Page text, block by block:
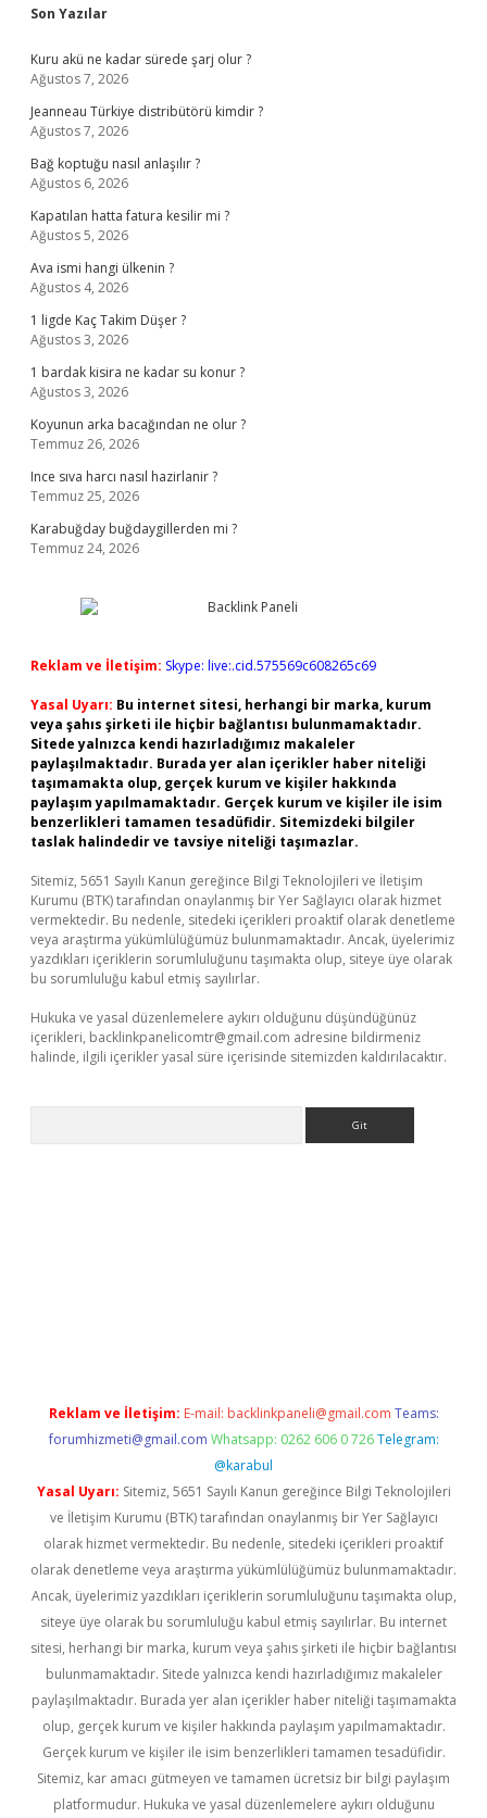
Sidebar
Son Yazılar
Kuru akü ne kadar sürede şarj olur ?
Ağustos 7, 2026
Jeanneau Türkiye distribütörü kimdir ?
Ağustos 7, 2026
Bağ koptuğu nasıl anlaşılır ?
Ağustos 6, 2026
Kapatılan hatta fatura kesilir mi ?
Ağustos 5, 2026
Ava ismi hangi ülkenin ?
Ağustos 4, 2026
1 ligde Kaç Takim Düşer ?
Ağustos 3, 2026
1 bardak kisira ne kadar su konur ?
Ağustos 3, 2026
Koyunun arka bacağından ne olur ?
Temmuz 26, 2026
Ince sıva harcı nasıl hazirlanir ?
Temmuz 25, 2026
Karabuğday buğdaygillerden mi ?
Temmuz 24, 2026
Reklam ve İletişim: Skype: live:.cid.575569c608265c69
Yasal Uyarı: Bu internet sitesi, herhangi bir marka, kurum
veya şahıs şirketi ile hiçbir bağlantısı bulunmamaktadır.
Sitede yalnızca kendi hazırladığımız makaleler
paylaşılmaktadır. Burada yer alan içerikler haber niteliği
taşımamakta olup, gerçek kurum ve kişiler hakkında
paylaşım yapılmamaktadır. Gerçek kurum ve kişiler ile isim
benzerlikleri tamamen tesadüfidir. Sitemizdeki bilgiler
taslak halindedir ve tavsiye niteliği taşımazlar.
Sitemiz, 5651 Sayılı Kanun gereğince Bilgi Teknolojileri ve İletişim
Kurumu (BTK) tarafından onaylanmış bir Yer Sağlayıcı olarak hizmet
vermektedir. Bu nedenle, sitedeki içerikleri proaktif olarak denetleme
veya araştırma yükümlülüğümüz bulunmamaktadır. Ancak, üyelerimiz
yazdıkları içeriklerin sorumluluğunu taşımakta olup, siteye üye olarak
bu sorumluluğu kabul etmiş sayılırlar.
Hukuka ve yasal düzenlemelere aykırı olduğunu düşündüğünüz
içerikleri, backlinkpanelicomtr@gmail.com adresine bildirmeniz
halinde, ilgili içerikler yasal süre içerisinde sitemizden kaldırılacaktır.
Reklam ve İletişim: E-mail: backlinkpaneli@gmail.com Teams:
forumhizmeti@gmail.com Whatsapp: 0262 606 0 726 Telegram:
@karabul
Yasal Uyarı: Sitemiz, 5651 Sayılı Kanun gereğince Bilgi Teknolojileri
ve İletişim Kurumu (BTK) tarafından onaylanmış bir Yer Sağlayıcı
olarak hizmet vermektedir. Bu nedenle, sitedeki içerikleri proaktif
olarak denetleme veya araştırma yükümlülüğümüz bulunmamaktadır.
Ancak, üyelerimiz yazdıkları içeriklerin sorumluluğunu taşımakta olup,
siteye üye olarak bu sorumluluğu kabul etmiş sayılırlar. Bu internet
sitesi, herhangi bir marka, kurum veya şahıs şirketi ile hiçbir bağlantısı
bulunmamaktadır. Sitede yalnızca kendi hazırladığımız makaleler
paylaşılmaktadır. Burada yer alan içerikler haber niteliği taşımamakta
olup, gerçek kurum ve kişiler hakkında paylaşım yapılmamaktadır.
Gerçek kurum ve kişiler ile isim benzerlikleri tamamen tesadüfidir.
Sitemiz, kar amacı gütmeyen ve tamamen ücretsiz bir bilgi paylaşım
platformudur. Hukuka ve yasal düzenlemelere aykırı olduğunu